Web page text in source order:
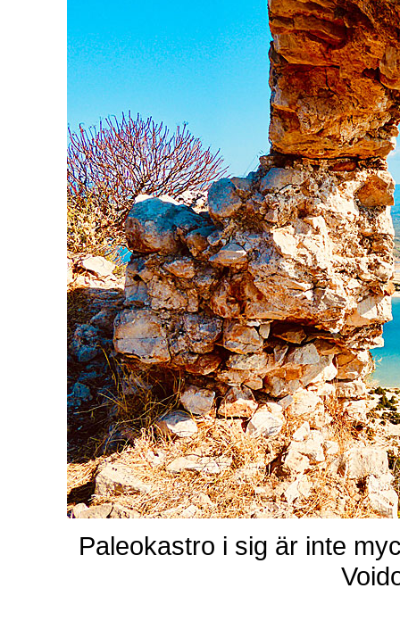
Paleokastro i sig är inte